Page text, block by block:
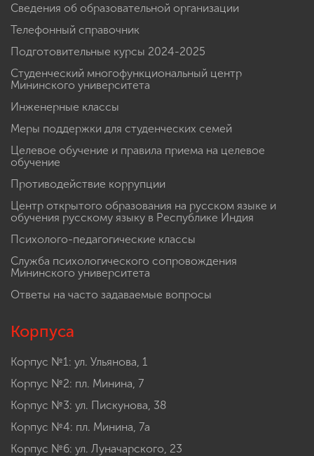
Сведения об образовательной организации
Телефонный справочник
Подготовительные курсы 2024-2025
Студенческий многофункциональный центр
Мининского университета
Инженерные классы
Меры поддержки для студенческих семей
Целевое обучение и правила приема на целевое
обучение
Противодействие коррупции
Центр открытого образования на русском языке и
обучения русскому языку в Республике Индия
Психолого-педагогические классы
Служба психологического сопровождения
Мининского университета
Ответы на часто задаваемые вопросы
Корпуса
Корпус №1: ул. Ульянова, 1
Корпус №2: пл. Минина, 7
Корпус №3: ул. Пискунова, 38
Корпус №4: пл. Минина, 7а
Корпус №6: ул. Луначарского, 23